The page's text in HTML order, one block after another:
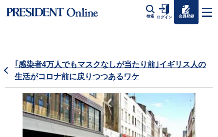
検索 ログイン 会員登録
｢感染者4万人でもマスクなしが当たり前｣イギリス人の
生活がコロナ前に戻りつつあるワケ